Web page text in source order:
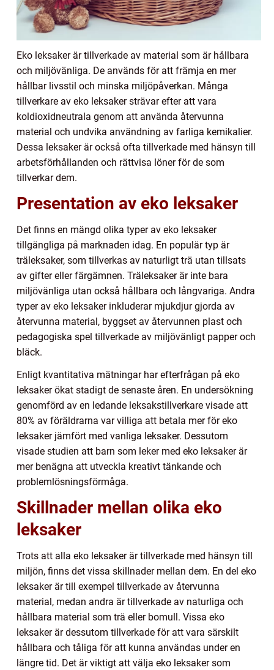
Eko leksaker är tillverkade av material som är hållbara
och miljövänliga. De används för att främja en mer
hållbar livsstil och minska miljöpåverkan. Många
tillverkare av eko leksaker strävar efter att vara
koldioxidneutrala genom att använda återvunna
material och undvika användning av farliga kemikalier.
Dessa leksaker är också ofta tillverkade med hänsyn till
arbetsförhållanden och rättvisa löner för de som
tillverkar dem.
Presentation av eko leksaker
Det finns en mängd olika typer av eko leksaker
tillgängliga på marknaden idag. En populär typ är
träleksaker, som tillverkas av naturligt trä utan tillsats
av gifter eller färgämnen. Träleksaker är inte bara
miljövänliga utan också hållbara och långvariga. Andra
typer av eko leksaker inkluderar mjukdjur gjorda av
återvunna material, byggset av återvunnen plast och
pedagogiska spel tillverkade av miljövänligt papper och
bläck.
Enligt kvantitativa mätningar har efterfrågan på eko
leksaker ökat stadigt de senaste åren. En undersökning
genomförd av en ledande leksakstillverkare visade att
80% av föräldrarna var villiga att betala mer för eko
leksaker jämfört med vanliga leksaker. Dessutom
visade studien att barn som leker med eko leksaker är
mer benägna att utveckla kreativt tänkande och
problemlösningsförmåga.
Skillnader mellan olika eko
leksaker
Trots att alla eko leksaker är tillverkade med hänsyn till
miljön, finns det vissa skillnader mellan dem. En del eko
leksaker är till exempel tillverkade av återvunna
material, medan andra är tillverkade av naturliga och
hållbara material som trä eller bomull. Vissa eko
leksaker är dessutom tillverkade för att vara särskilt
hållbara och tåliga för att kunna användas under en
längre tid. Det är viktigt att välja eko leksaker som